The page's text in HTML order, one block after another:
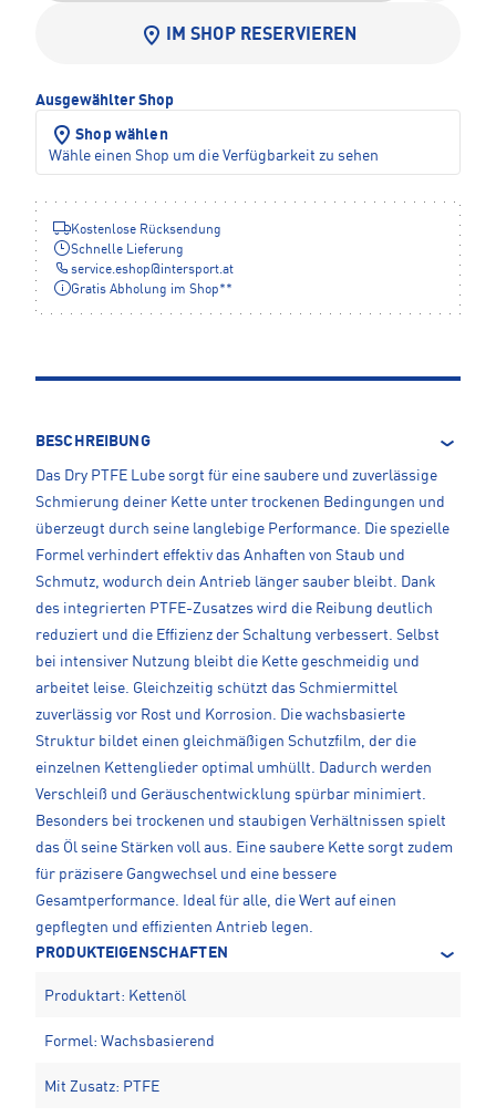
IM SHOP RESERVIEREN
Ausgewählter Shop
Shop wählen
Wähle einen Shop um die Verfügbarkeit zu sehen
Kostenlose Rücksendung
Schnelle Lieferung
service.eshop@intersport.at
Gratis Abholung im Shop**
BESCHREIBUNG
Das Dry PTFE Lube sorgt für eine saubere und zuverlässige
Schmierung deiner Kette unter trockenen Bedingungen und
überzeugt durch seine langlebige Performance. Die spezielle
Formel verhindert effektiv das Anhaften von Staub und
Schmutz, wodurch dein Antrieb länger sauber bleibt. Dank
des integrierten PTFE-Zusatzes wird die Reibung deutlich
reduziert und die Effizienz der Schaltung verbessert. Selbst
bei intensiver Nutzung bleibt die Kette geschmeidig und
arbeitet leise. Gleichzeitig schützt das Schmiermittel
zuverlässig vor Rost und Korrosion. Die wachsbasierte
Struktur bildet einen gleichmäßigen Schutzfilm, der die
einzelnen Kettenglieder optimal umhüllt. Dadurch werden
Verschleiß und Geräuschentwicklung spürbar minimiert.
Besonders bei trockenen und staubigen Verhältnissen spielt
das Öl seine Stärken voll aus. Eine saubere Kette sorgt zudem
für präzisere Gangwechsel und eine bessere
Gesamtperformance. Ideal für alle, die Wert auf einen
gepflegten und effizienten Antrieb legen.
PRODUKTEIGENSCHAFTEN
Produktart: Kettenöl
Formel: Wachsbasierend
Mit Zusatz: PTFE